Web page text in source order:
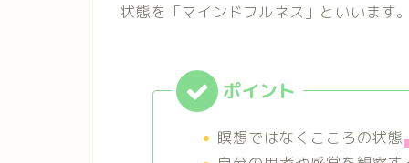
状態を「マインドフルネス」といいます。
瞑想ではなくこころの状態